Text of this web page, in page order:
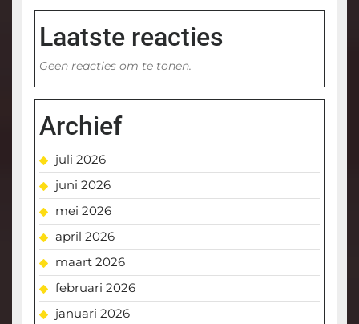
Laatste reacties
Geen reacties om te tonen.
Archief
juli 2026
juni 2026
mei 2026
april 2026
maart 2026
februari 2026
januari 2026